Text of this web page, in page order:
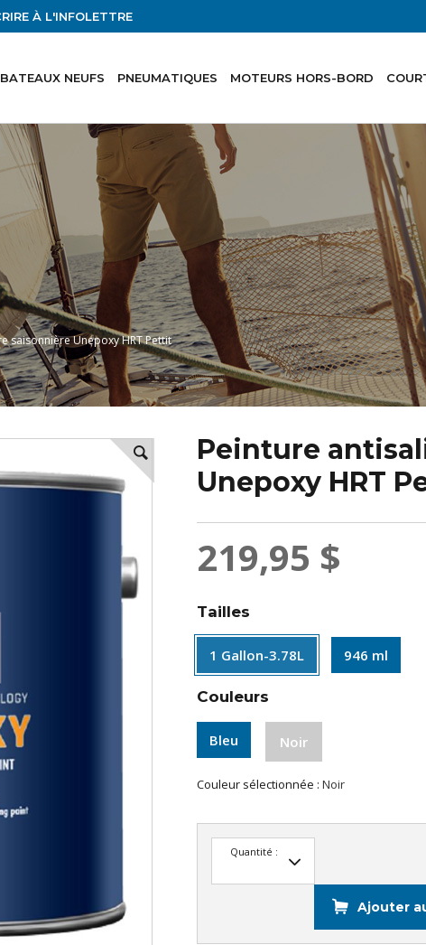
À L'INFOLETTRE
BATEAUX NEUFS PNEUMATIQUES MOTEURS HORS-BORD
saisonnière Unepoxy HRT Pettit
Peinture
Unepoxy HRT
219,95 $
Tailles
1 Gallon-3.78L 946 ml
Couleurs
Bleu Noir
Couleur sélectionnée :Noir
Quantité :
Ajouter